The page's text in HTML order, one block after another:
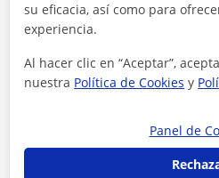
su eficacia, así como para
experiencia.
Al hacer clic en “Aceptar”,
nuestra Política de Cookies y
Panel de